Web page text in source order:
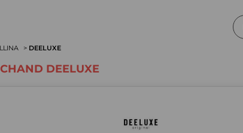
DEELUXE
DEELUXE